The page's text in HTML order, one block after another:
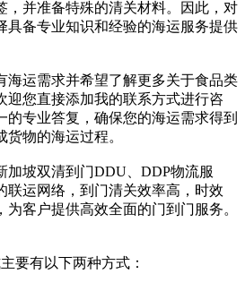
，并准备特殊的清关材料。因此，对
具备专业知识和经验的海运服务提供
海运需求并希望了解更多关于食品类
迎您直接添加我的联系方式进行咨
的专业答复，确保您的海运需求得到
物的海运过程。
加坡双清到门DDU、DDP物流服
联运网络，到门清关效率高，时效
客户提供高效全面的门到门服务。
要有以下两种方式：